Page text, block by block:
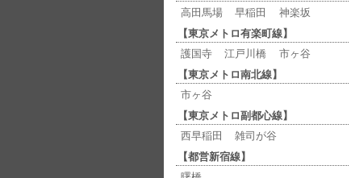
高田馬場
早稲田
神楽坂
【東京メトロ有楽町線】
護国寺
江戸川橋
市ヶ谷
【東京メトロ南北線】
市ヶ谷
【東京メトロ副都心線】
西早稲田
雑司が谷
【都営新宿線】